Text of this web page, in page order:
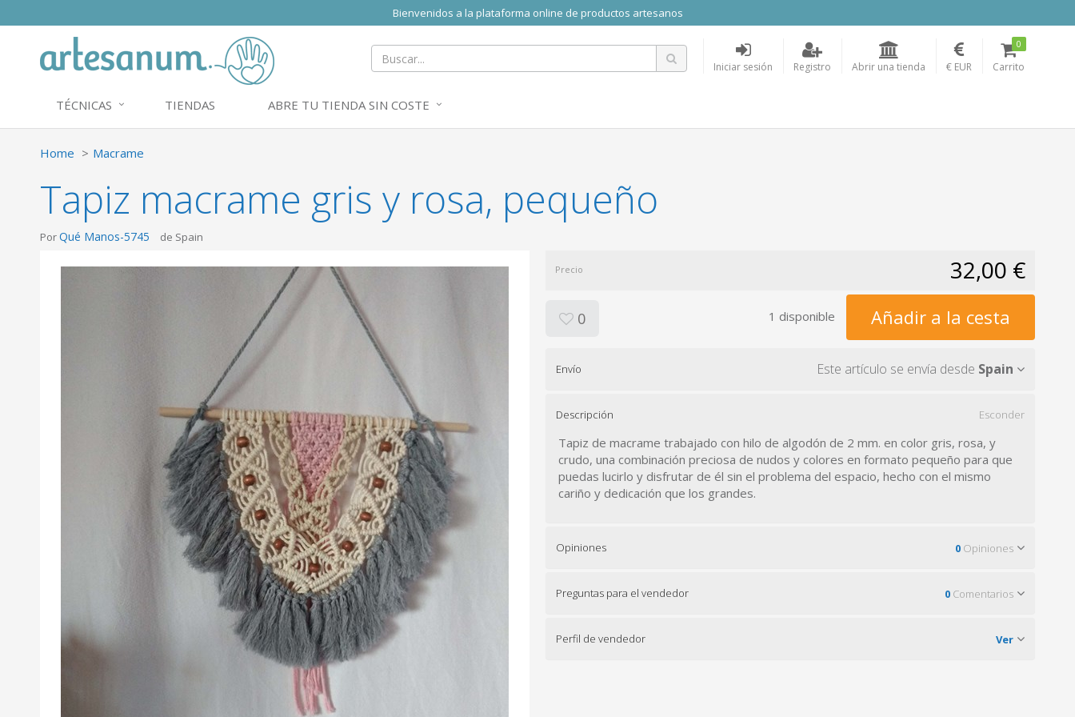
Bienvenidos a la plataforma online de productos artesanos
Iniciar sesión Registro Abrir una tienda € EUR Carrito
0
TÉCNICAS TIENDAS ABRE TU TIENDA SIN COSTE
Home Macrame
Tapiz macrame gris y rosa, pequeño
PorQué Manos-5745 de Spain
Precio 32,00 €
0 1 disponible Añadir a la cesta
Envío Este artículo se envía desde Spain
Descripción Esconder
Tapiz de macrame trabajado con hilo de algodón de 2 mm. en color gris, rosa, y
crudo, una combinación preciosa de nudos y colores en formato pequeño para que
puedas lucirlo y disfrutar de él sin el problema del espacio, hecho con el mismo
cariño y dedicación que los grandes.
Opiniones 0 Opiniones
Preguntas para el vendedor 0 Comentarios
Perfil de vendedor Ver